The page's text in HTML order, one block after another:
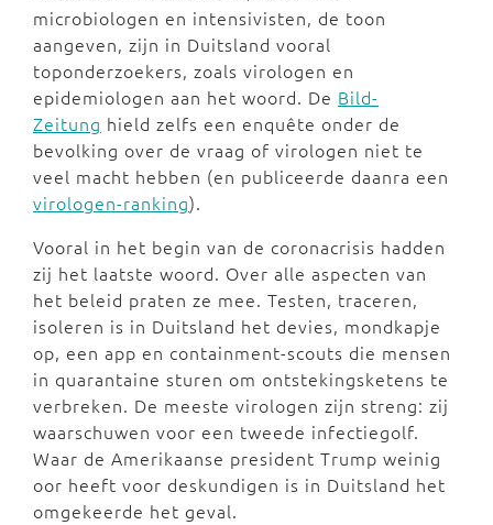
microbiologen en intensivisten, de toon
aangeven, zijn in Duitsland vooral
toponderzoekers, zoals virologen en
epidemiologen aan het woord. De Bild-
Zeitung hield zelfs een enquête onder de
bevolking over de vraag of virologen niet te
veel macht hebben (en publiceerde daanra een
virologen-ranking).
Vooral in het begin van de coronacrisis hadden
zij het laatste woord. Over alle aspecten van
het beleid praten ze mee. Testen, traceren,
isoleren is in Duitsland het devies, mondkapje
op, een app en containment-scouts die mensen
in quarantaine sturen om ontstekingsketens te
verbreken. De meeste virologen zijn streng: zij
waarschuwen voor een tweede infectiegolf.
Waar de Amerikaanse president Trump weinig
oor heeft voor deskundigen is in Duitsland het
omgekeerde het geval.